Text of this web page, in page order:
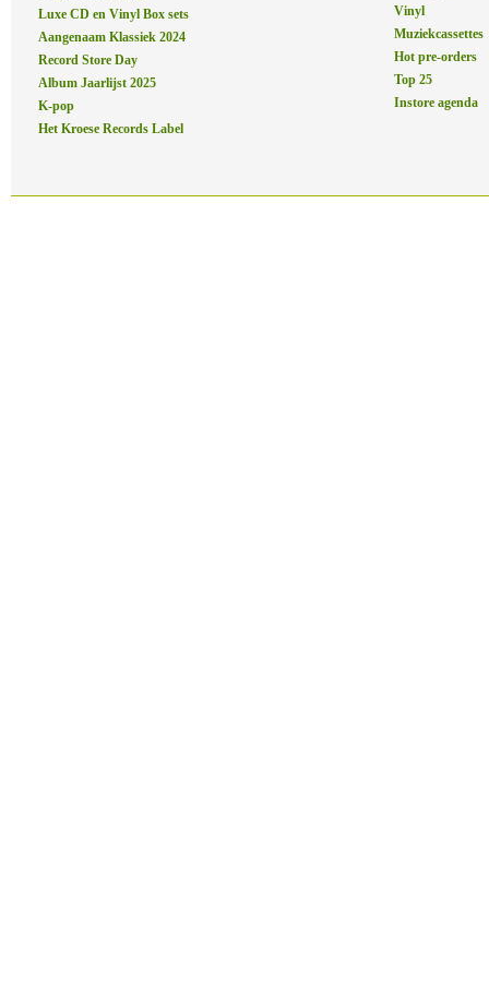
Luxe CD en Vinyl Box sets
Aangenaam Klassiek 2024
Record Store Day
Album Jaarlijst 2025
K-pop
Het Kroese Records Label
Vinyl
Muziekcassettes
Hot pre-orders
Top 25
Instore agenda